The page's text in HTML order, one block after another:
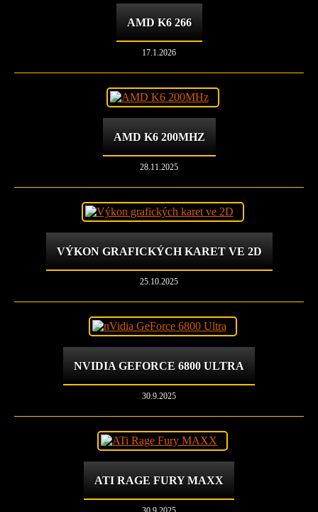
AMD K6 266
17.1.2026
AMD K6 200MHZ
28.11.2025
VÝKON GRAFICKÝCH KARET VE 2D
25.10.2025
NVIDIA GEFORCE 6800 ULTRA
30.9.2025
ATI RAGE FURY MAXX